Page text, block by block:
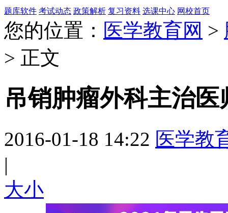
题库软件 考试动态 政策解析 复习资料 选课中心 网校首页
您的位置： 医学教育网 >
> 正文
吊销肿瘤外科主治
2016-01-18 14:22 医学教
|
大小